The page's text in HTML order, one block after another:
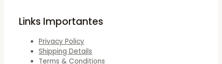
Links Importantes
Privacy Policy
Shipping Details
Terms & Conditions